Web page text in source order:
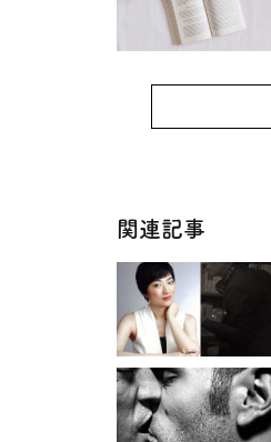
関連記事